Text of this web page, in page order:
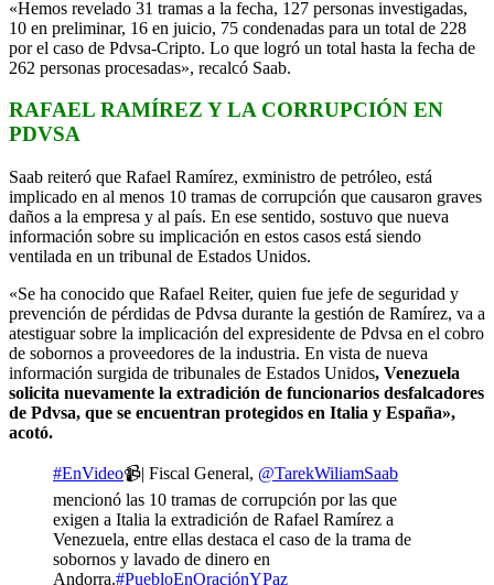
«Hemos revelado 31 tramas a la fecha, 127 personas investigadas,
10 en preliminar, 16 en juicio, 75 condenadas para un total de 228
por el caso de Pdvsa-Cripto. Lo que logró un total hasta la fecha de
262 personas procesadas», recalcó Saab.
RAFAEL RAMÍREZ Y LA CORRUPCIÓN EN
PDVSA
Saab reiteró que Rafael Ramírez, exministro de petróleo, está
implicado en al menos 10 tramas de corrupción que causaron graves
daños a la empresa y al país. En ese sentido, sostuvo que nueva
información sobre su implicación en estos casos está siendo
ventilada en un tribunal de Estados Unidos.
«Se ha conocido que Rafael Reiter, quien fue jefe de seguridad y
prevención de pérdidas de Pdvsa durante la gestión de Ramírez, va a
atestiguar sobre la implicación del expresidente de Pdvsa en el cobro
de sobornos a proveedores de la industria. En vista de nueva
información surgida de tribunales de Estados Unidos, Venezuela
solicita nuevamente la extradición de funcionarios desfalcadores
de Pdvsa, que se encuentran protegidos en Italia y España»,
acotó.
#EnVideo📹| Fiscal General, @TarekWiliamSaab
mencionó las 10 tramas de corrupción por las que
exigen a Italia la extradición de Rafael Ramírez a
Venezuela, entre ellas destaca el caso de la trama de
sobornos y lavado de dinero en
Andorra.#PuebloEnOraciónYPaz